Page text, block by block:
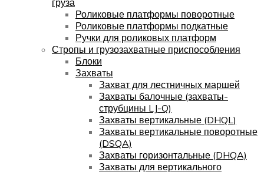
Роликовые платформы поворотные
Роликовые платформы подкатные
Ручки для роликовых платформ
Стропы и грузозахватные приспособления
Блоки
Захваты
Захват для лестничных маршей
Захваты балочные (захваты-
струбцины LJ-Q)
Захваты вертикальные (DHQL)
Захваты вертикальные поворотные
(DSQA)
Захваты горизонтальные (DHQA)
Захваты для вертикального